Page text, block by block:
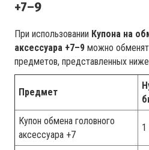
+7–9
При использовании Купона на
аксессуара +7–9 можно
предметов, представленных
Предмет
Купон обмена головного
аксессуара +7
1